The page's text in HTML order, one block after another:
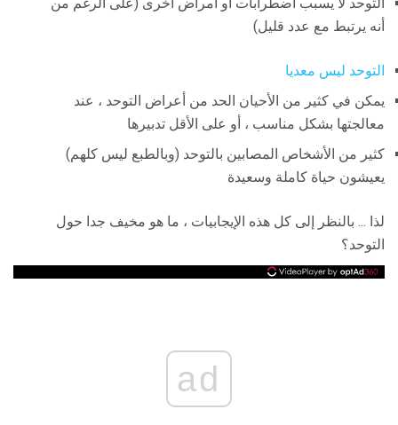
أنه يرتبط مع عدد قليل)
التوحد ليس معديا
يمكن في كثير من الأحيان الحد من أعراض التوحد ، عند
معالجتها بشكل مناسب ، أو على الأقل تدبيرها
كثير من الأشخاص المصابين بالتوحد (وبالطبع ليس كلهم)
يعيشون حياة كاملة وسعيدة
لذا ... بالنظر إلى كل هذه الإيجابيات ، ما هو مخيف جدا حول
التوحد؟
ad